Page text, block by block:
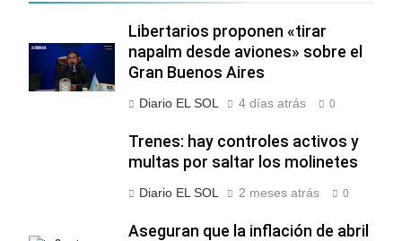
Libertarios proponen «tirar
napalm desde aviones» sobre el
Gran Buenos Aires
Diario EL SOL 4 días atrás 0
Trenes: hay controles activos y
multas por saltar los molinetes
Diario EL SOL 2 meses atrás 0
Aseguran que la inflación de abril